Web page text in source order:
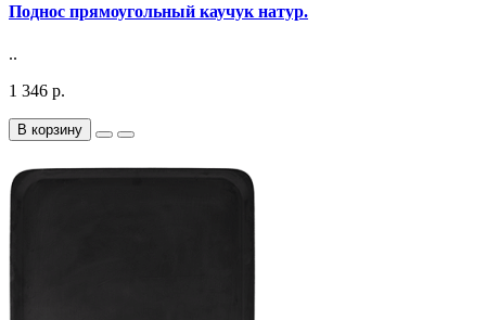
Поднос прямоугольный каучук натур.
..
1 346 р.
В корзину